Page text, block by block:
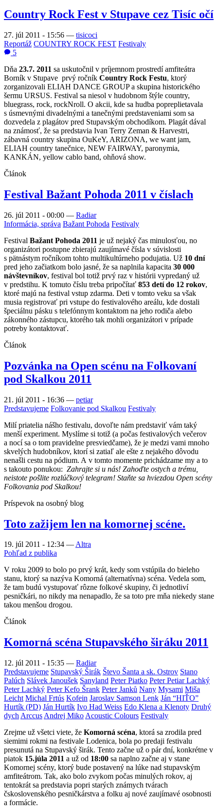
Country Rock Fest v Stupave cez Tisíc očí
27. júl 2011 - 15:56 — tisicoci
Reportáž COUNTRY ROCK FEST Festivaly
5
Dňa 23.7. 2011 sa uskutočnil v príjemnom prostredí amfiteátra
Borník v Stupave prvý ročník Country Rock Festu, ktorý
zorganizovali ELIAH DANCE GROUP a skupina historického
šermu URSUS. Festival sa niesol v hudobnom štýle country,
bluegrass, rock, rockNroll. O akcii, kde sa hudba popreplietavala
s úsmevnými divadelnými a tanečnými predstaveniami som sa
dozvedela z plagátov pred Stupavským obchodíkom. Plagát dával
na známosť, že sa predstavia Ivan Terry Zeman & Harvestri,
zábavná country skupina OuKeY, ARIZONA, we want jam,
ELIAH country tanečnice, NEW FAIRWAY, paronymia,
KANKÁN, yellow cablo band, ohňová show.
Článok
Festival Bažant Pohoda 2011 v číslach
26. júl 2011 - 00:00 — Radiar
Informácia, správa Bažant Pohoda Festivaly
Festival Bažant Pohoda 2011 je už nejaký čas minulosťou, no
organizátori postupne zbierajú zaujímavé čísla v súvislosti
s pätnástym ročníkom tohto multikultúrneho podujatia. Už 10 dní
pred jeho začiatkom bolo jasné, že sa naplnila kapacita 30 000
návštevníkov, festival bol totiž prvý raz v histórii vypredaný už
v predstihu. K tomuto číslu treba pripočítať 853 detí do 12 rokov,
ktoré majú na festival vstup zdarma. Deti v tomto veku sa však
musia registrovať pri vstupe do festivalového areálu, kde dostali
špeciálnu pásku s telefónnym kontaktom na jeho rodiča alebo
zákonného zástupcu, ktorého tak mohli organizátori v prípade
potreby kontaktovať.
Článok
Pozvánka na Open scénu na Folkovaní
pod Skalkou 2011
21. júl 2011 - 16:36 — petiar
Predstavujeme Folkovanie pod Skalkou Festivaly
Milí priatelia nášho festivalu, dovoľte nám predstaviť vám taký
menší experiment. Myslíme si totiž (a počas festivalových večerov
a nocí sa o tom pravidelne presviedčame), že je medzi vami mnoho
skvelých hudobníkov, ktorí si zatiaľ ale ešte z nejakého dôvodu
nenašli cestu na pódium. A v tomto momente prichádzame my a to
s takouto ponukou: Zahrajte si u nás! Zahoďte ostych a trému,
neistote pošlite rozlúčkový telegram! Staňte sa hviezdou Open scény
Folkovania pod Skalkou!
Príspevok na osobný blog
Toto zažijem len na komornej scéne.
19. júl 2011 - 12:34 —Altra
Pohľad z publika
V roku 2009 to bolo po prvý krát, kedy som vstúpila do bieleho
stanu, ktorý sa nazýva Komorná (alternatívna) scéna. Vedela som,
že tam budú vystupovať rôzne folkové skupiny, či jednotliví
pesničkári, no nikdy ma nenapadlo, že sa toto pre mňa niekedy stane
takou menšou drogou.
Článok
Komorná scéna Stupavského širáku 2011
12. júl 2011 - 15:35 — Radiar
Predstavujeme Stupavský Širák Števo Šanta a sk. Ostrov Stano
Palúch Slávek Janoušek Sanyland Peter Piatko Peter Petiar Lachký
Peter Lachký Peter Kefo Šrank Peter Janků Nany Mysami Miša
Leicht Michal Frtús Kofein Jaroslav Samson Lenk Ján “HIŤO”
Hurtík (PD) Ján Hurtík Ivo Had Weiss Edo Klena a Klenoty Druhý
dych Arccus Andrej Miko Acoustic Colours Festivaly
Zrejme už všetci viete, že Komorná scéna, ktorá sa zrodila pred
siemimi rokmi na festivale Lodenica, bola po predaji festivalu
presunutá na Stupavský širák. Tento začne už o pár dní, konkrétne v
piatok 15.júla 2011 a už od 18:00 sa naplno začne aj v stane
Komornej scény, ktorý bude postavený na lúke nad stupavským
amfiteátrom. Tak, ako bolo zvykom počas minulých rokov, aj
tentokrát sa predstavia popri starých známych tvárach
čskoslovenského pesničkárstva a folku aj nové zaujímavé osobnosti
a formácie.